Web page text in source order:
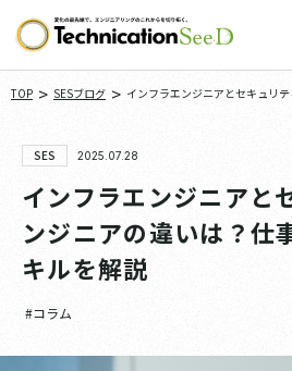
TOP > SESブログ > インフラエンジニアとセキュリ
SES 2025.07.28
インフラエンジニアと
ンジニアの違いは？仕
キルを解説
#コラム